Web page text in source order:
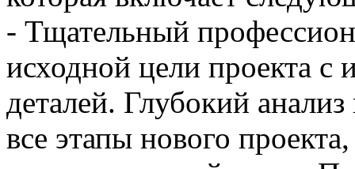
- Тщательный
исходной цели проекта с
деталей. Глубокий анализ
все этапы нового